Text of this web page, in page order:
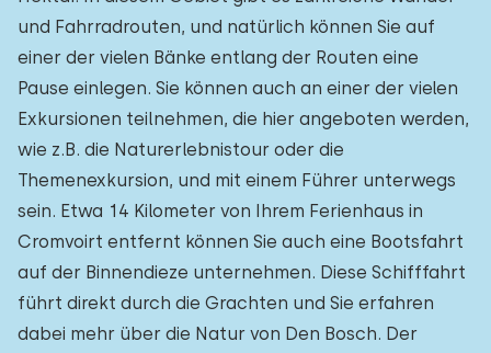
und Fahrradrouten, und natürlich können Sie auf
einer der vielen Bänke entlang der Routen eine
Pause einlegen. Sie können auch an einer der vielen
Exkursionen teilnehmen, die hier angeboten werden,
wie z.B. die Naturerlebnistour oder die
Themenexkursion, und mit einem Führer unterwegs
sein. Etwa 14 Kilometer von Ihrem Ferienhaus in
Cromvoirt entfernt können Sie auch eine Bootsfahrt
auf der Binnendieze unternehmen. Diese Schifffahrt
führt direkt durch die Grachten und Sie erfahren
dabei mehr über die Natur von Den Bosch. Der